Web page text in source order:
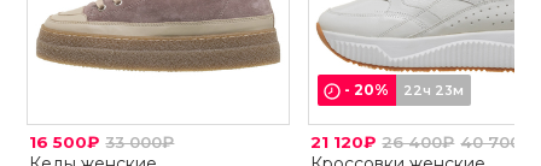
16 500₽ 33 000₽
-20% 22ч 23м
21 120₽ 26 400₽ 40 700₽